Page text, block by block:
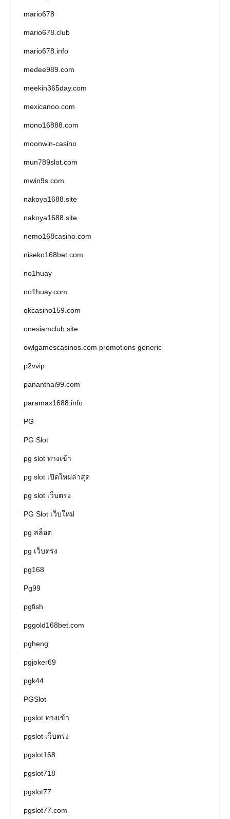
mario678
mario678.club
mario678.info
medee989.com
meekin365day.com
mexicanoo.com
mono16888.com
moonwin-casino
mun789slot.com
mwin9s.com
nakoya1688.site
nakoya1688.site
nemo168casino.com
niseko168bet.com
no1huay
no1huay.com
okcasino159.com
onesiamclub.site
owlgamescasinos.com promotions generic
p2vvip
pananthai99.com
paramax1688.info
PG
PG Slot
pg slot ทางเข้า
pg slot เปิดใหม่ล่าสุด
pg slot เว็บตรง
PG Slot เว็บใหม่
pg สล็อต
pg เว็บตรง
pg168
Pg99
pgfish
pggold168bet.com
pgheng
pgjoker69
pgk44
PGSlot
pgslot ทางเข้า
pgslot เว็บตรง
pgslot168
pgslot718
pgslot77
pgslot77.com